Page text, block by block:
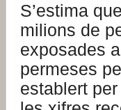
S’estima
milions de
exposades
permeses
establert